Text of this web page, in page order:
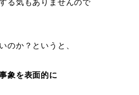
る気もありませんので
のか？というと、
象を表面的に